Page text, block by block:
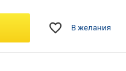
В желания